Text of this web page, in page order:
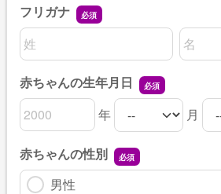
フリガナ
名前の姓
名前の名
赤ちゃんの生年月日
赤ちゃんの生年月日の年
年
赤ちゃんの生年月日の月 月
赤ちゃんの生年月日の日
赤ちゃんの性別
男性